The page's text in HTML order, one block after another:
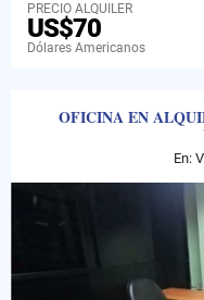
PRECIO ALQUILER
US$70
Dólares Americanos
OFICINA EN
En: